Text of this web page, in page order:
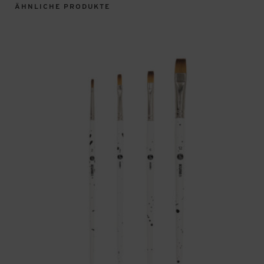
ÄHNLICHE PRODUKTE